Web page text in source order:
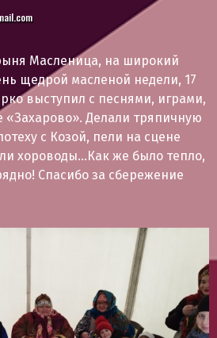
Масленица, на широкий
щедрой масленой недели, 17
выступил с песнями, играми,
«Захарово». Делали тряпичную
с Козой, пели на сцене
хороводы…Как же было тепло,
Спасибо за сбережение